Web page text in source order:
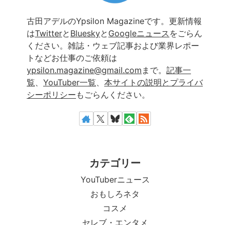
古田アデルのYpsilon Magazineです。更新情報
はTwitterと Blueskyと Googleニュース をごらん
ください。雑誌・ウェブ記事および業界レポー
トなどお仕事のご依頼は
ypsilon.magazine@gmail.com まで。 記事一
覧、 YouTuber一覧、 本サイトの説明とプライバ
シーポリシー もごらんください。
カテゴリー
YouTuberニュース
おもしろネタ
コスメ
セレブ・エンタメ